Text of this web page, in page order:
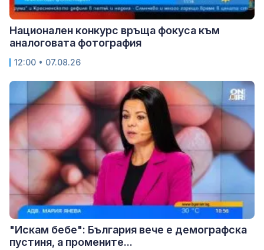
Национален конкурс връща фокуса към
аналоговата фотография
12:00 • 07.08.26
"Искам бебе": България вече е демографска
пустиня, а промените...